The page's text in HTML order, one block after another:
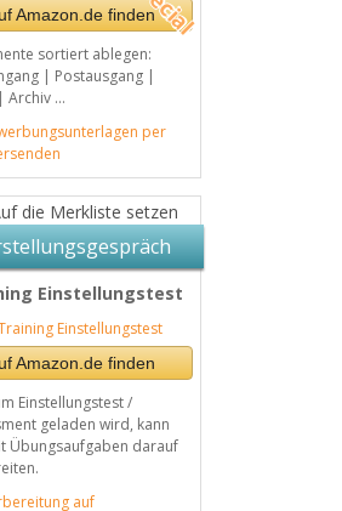
Amazon.de finden
sortiert ablegen:
| Postausgang |
Archiv ...
per
die Merkliste setzen
Einstellungstest
Amazon.de finden
Einstellungstest /
geladen wird, kann
Übungsaufgaben darauf
auf